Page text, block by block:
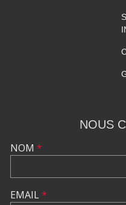
NOUS
NOM *
EMAIL*